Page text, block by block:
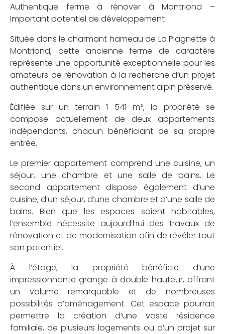
Authentique ferme à rénover à Montriond –
Important potentiel de développement
Située dans le charmant hameau de La Plagnette à
Montriond, cette ancienne ferme de caractère
représente une opportunité exceptionnelle pour les
amateurs de rénovation à la recherche d’un projet
authentique dans un environnement alpin préservé.
Édifiée sur un terrain 1 541 m², la propriété se
compose actuellement de deux appartements
indépendants, chacun bénéficiant de sa propre
entrée.
Le premier appartement comprend une cuisine, un
séjour, une chambre et une salle de bains. Le
second appartement dispose également d’une
cuisine, d’un séjour, d’une chambre et d’une salle de
bains. Bien que les espaces soient habitables,
l’ensemble nécessite aujourd’hui des travaux de
rénovation et de modernisation afin de révéler tout
son potentiel.
À l’étage, la propriété bénéficie d’une
impressionnante grange à double hauteur, offrant
un volume remarquable et de nombreuses
possibilités d’aménagement. Cet espace pourrait
permettre la création d’une vaste résidence
familiale, de plusieurs logements ou d’un projet sur